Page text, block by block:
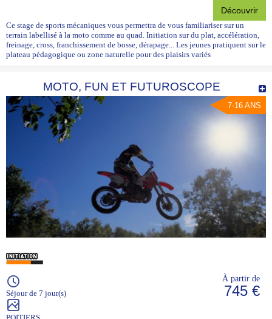
Découvrir
Ce stage de sports mécaniques vous permettra de vous familiariser sur un
terrain labellisé à la moto comme au quad. Initiation sur du plat, accélération,
freinage, cross, franchissement de bosse, dérapage... Les jeunes pratiquent sur le
plateau pédagogique ou zone naturelle pour des plaisirs variés
MOTO, FUN ET FUTUROSCOPE
7-16 ANS
Séjour de 7 jour(s)
À partir de
745 €